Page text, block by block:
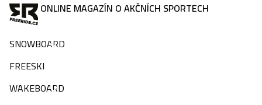
ONLINE MAGAZÍN O AKČNÍCH SPORTECH
SNOWBOARD
FREESKI
WAKEBOARD